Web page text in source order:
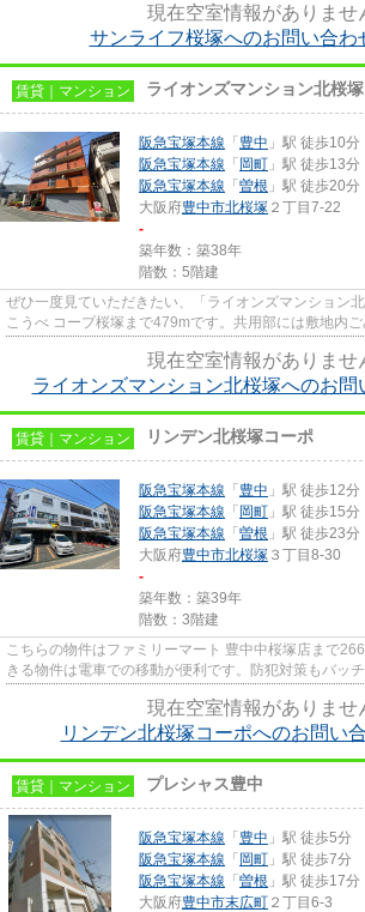
現在空室情報がありませ
サンライフ桜塚へのお問い合わ
賃貸｜マンション ライオンズマンション北桜塚
阪急宝塚本線 「 豊中 」駅 徒歩10分
阪急宝塚本線 「 岡町 」駅 徒歩13分
阪急宝塚本線 「 曽根 」駅 徒歩20分
大阪府豊中市北桜塚 ２丁目7-22
-
築年数：築38年
階数：5階建
ぜひ一度見ていただきたい、「ライオンズマンション
こうべ コープ桜塚まで479mです。共用部には敷地内
現在空室情報がありませ
ライオンズマンション北桜塚へのお問
賃貸｜マンション リンデン北桜塚コーポ
阪急宝塚本線 「 豊中 」駅 徒歩12分
阪急宝塚本線 「 岡町 」駅 徒歩15分
阪急宝塚本線 「 曽根 」駅 徒歩23分
大阪府豊中市北桜塚 ３丁目8-30
-
築年数：築39年
階数：3階建
こちらの物件はファミリーマート 豊中中桜塚店まで
きる物件は電車での移動が便利です。防犯対策もバッ
現在空室情報がありませ
リンデン北桜塚コーポへのお問い
賃貸｜マンション プレシャス豊中
阪急宝塚本線 「 豊中 」駅 徒歩5分
阪急宝塚本線 「 岡町 」駅 徒歩7分
阪急宝塚本線 「 曽根 」駅 徒歩17分
大阪府豊中市末広町 ２丁目6-3